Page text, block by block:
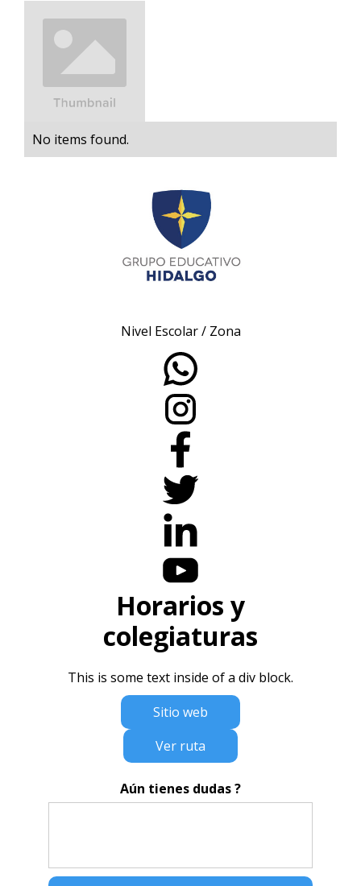
No items found.
Nivel Escolar / Zona
Horarios y
colegiaturas
This is some text inside of a div block.
Sitio web
Ver ruta
Aún tienes dudas ?